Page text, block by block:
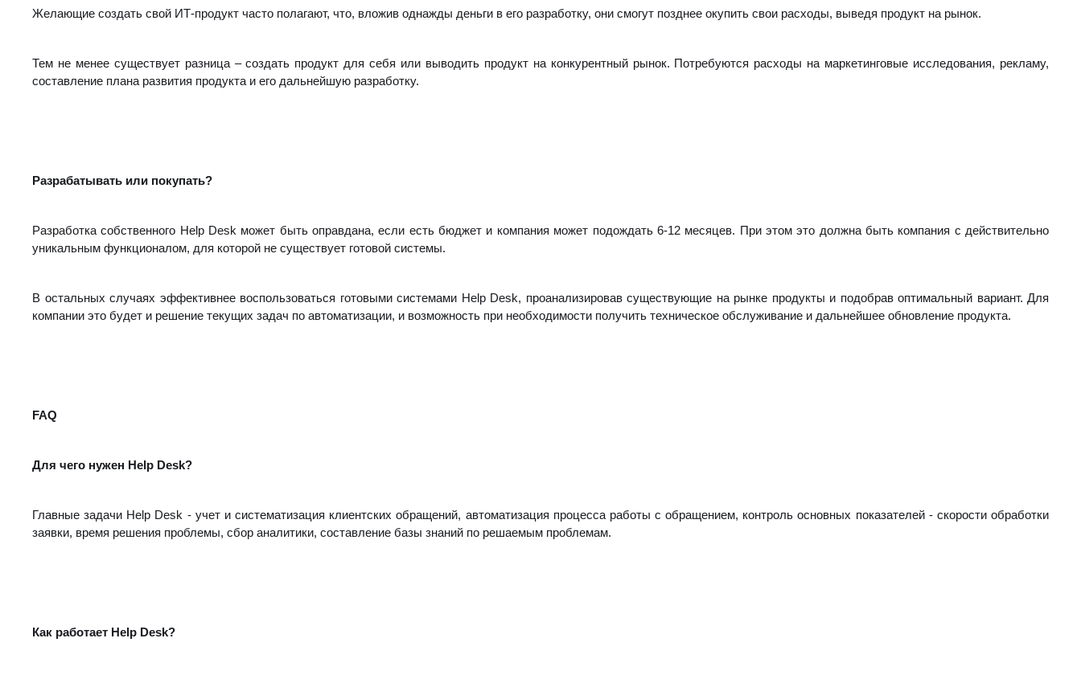
Желающие создать свой ИТ-продукт часто полагают, что, вложив однажды деньги в его разработку, они смогут позднее окупить свои расходы, выведя продукт на рынок.
Тем не менее существует разница – создать продукт для себя или выводить продукт на конкурентный рынок. Потребуются расходы на маркетинговые исследования, рекламу,
составление плана развития продукта и его дальнейшую разработку.
Разрабатывать или покупать?
Разработка собственного Help Desk может быть оправдана, если есть бюджет и компания может подождать 6-12 месяцев. При этом это должна быть компания с действительно
уникальным функционалом, для которой не существует готовой системы.
В остальных случаях эффективнее воспользоваться готовыми системами Help Desk, проанализировав существующие на рынке продукты и подобрав оптимальный вариант. Для
компании это будет и решение текущих задач по автоматизации, и возможность при необходимости получить техническое обслуживание и дальнейшее обновление продукта.
FAQ
Для чего нужен Help Desk?
Главные задачи Help Desk - учет и систематизация клиентских обращений, автоматизация процесса работы с обращением, контроль основных показателей - скорости обработки
заявки, время решения проблемы, сбор аналитики, составление базы знаний по решаемым проблемам.
Как работает Help Desk?